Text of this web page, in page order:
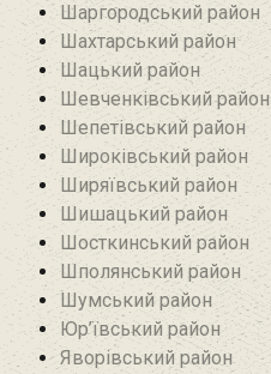
Шаргородський район
Шахтарський район‎
Шацький район
Шевченківський район
Шепетівський район
Широківський район
Ширяївський район
Шишацький район
Шосткинський район
Шполянський район
Шумський район
Юр’ївський район
Яворівський район